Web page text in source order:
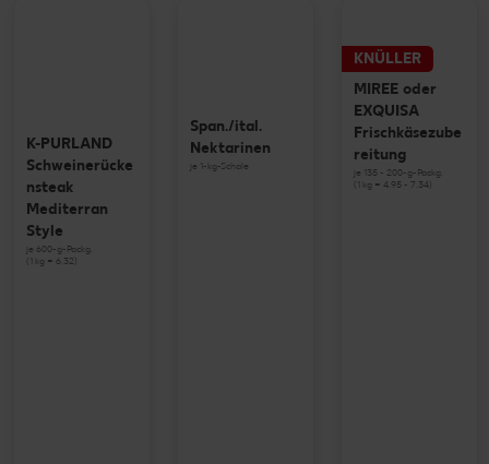
K-PURLAND
Schweinerücke
nsteak
Mediterran
Style
je 600-g-Packg.
(1 kg = 6.32)
Span./ital.
Nektarinen
je 1-kg-Schale
KNÜLLER
MIREE oder
EXQUISA
Frischkäsezube
reitung
je 135 - 200-g-Packg.
(1 kg = 4.95 - 7.34)